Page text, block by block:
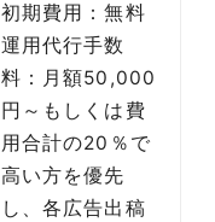
初期費用：無料
運用代行手数
料：月額50,000
円～もしくは費
用合計の20％で
高い方を優先
し、各広告出稿